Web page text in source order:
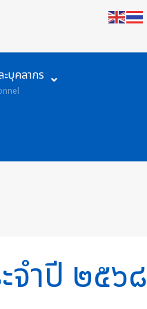
บุคลากร
จำปี ๒๕๖๘